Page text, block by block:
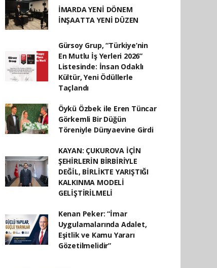
İMARDA YENİ DÖNEM
İNŞAATTA YENİ DÜZEN
Gürsoy Grup, “Türkiye’nin
En Mutlu İş Yerleri 2026”
Listesinde: İnsan Odaklı
Kültür, Yeni Ödüllerle
Taçlandı
Öykü Özbek ile Eren Tüncar
Görkemli Bir Düğün
Töreniyle Dünyaevine Girdi
KAYAN: ÇUKUROVA İÇİN
ŞEHİRLERİN BİRBİRİYLE
DEĞİL, BİRLİKTE YARIŞTIĞI
KALKINMA MODELİ
GELİŞTİRİLMELİ
Kenan Peker: “İmar
Uygulamalarında Adalet,
Eşitlik ve Kamu Yararı
Gözetilmelidir”